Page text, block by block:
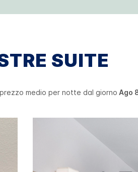
SUITE
medio per notte dal giorno Ago